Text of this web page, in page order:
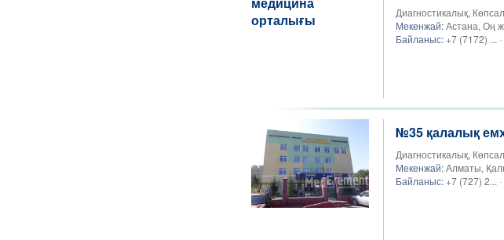
Диагностикалық,
Мекенжай:Астана, Оң
Байланыс: +7 (7172) ...
№35 қалалық
Диагностикалық,
Мекенжай:Алматы,
Байланыс: +7 (727) 2...